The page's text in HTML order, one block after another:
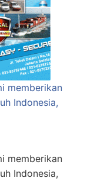
memberikan
Indonesia,
memberikan
Indonesia,